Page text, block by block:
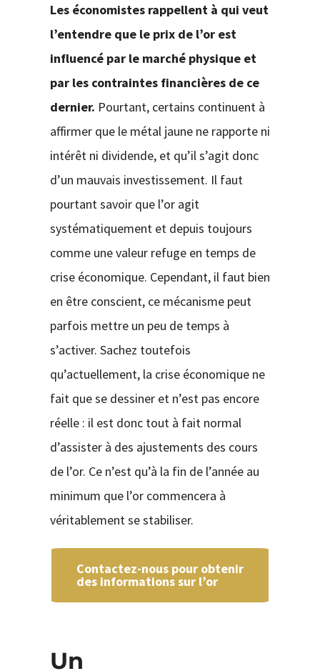
Les économistes rappellent à qui veut
l’entendre que le prix de l’or est
influencé par le marché physique et
par les contraintes financières de ce
dernier. Pourtant, certains continuent à
affirmer que le métal jaune ne rapporte ni
intérêt ni dividende, et qu’il s’agit donc
d’un mauvais investissement. Il faut
pourtant savoir que l’or agit
systématiquement et depuis toujours
comme une valeur refuge en temps de
crise économique. Cependant, il faut bien
en être conscient, ce mécanisme peut
parfois mettre un peu de temps à
s’activer. Sachez toutefois
qu’actuellement, la crise économique ne
fait que se dessiner et n’est pas encore
réelle : il est donc tout à fait normal
d’assister à des ajustements des cours
de l’or. Ce n’est qu’à la fin de l’année au
minimum que l’or commencera à
véritablement se stabiliser.
Contactez-nous pour obtenir
des informations sur l’or
Un